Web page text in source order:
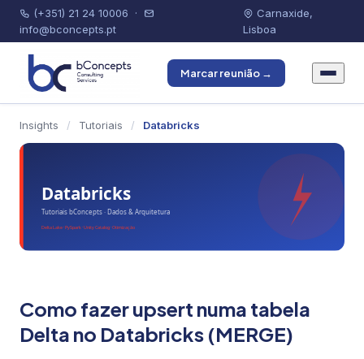
(+351) 21 24 10006 ·
info@bconcepts.pt
Carnaxide,
Lisboa
Marcar reunião →
Insights / Tutoriais / Databricks
Como fazer upsert numa tabela
Delta no Databricks (MERGE)